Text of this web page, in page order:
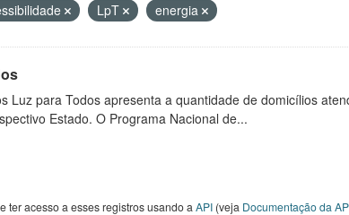
LpT energia
Luz para Todos apresenta a quantidade de domicílios
Estado. O Programa Nacional de...
ter acesso a esses registros usando a API(veja Documentação da